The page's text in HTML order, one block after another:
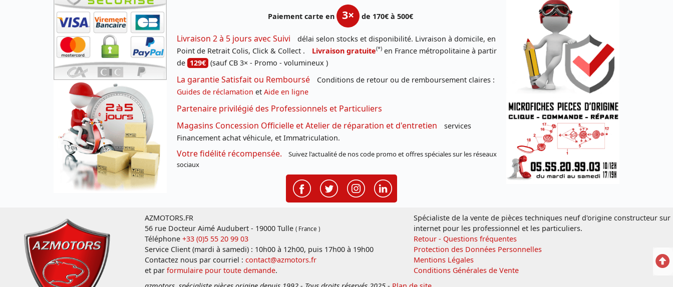
Paiement carte en 3× de 170€ à 500€
Livraison 2 à 5 jours avec Suivi
délai selon stocks et disponibilité. Livraison à domicile, en
Point de Retrait Colis, Click & Collect .
Livraison gratuite(*) en France métropolitaine à partir
de 129€ (sauf CB 3× - Promo - volumineux )
La garantie Satisfait ou Remboursé
Conditions de retour ou de remboursement claires :
Guides de réclamation et Aide en ligne
Partenaire privilégié des Professionnels et Particuliers
Magasins Concession Officielle et Atelier de réparation et d'entretien
services
Financement achat véhicule, et Immatriculation.
Votre fidélité récompensée.
Suivez l'actualité de nos code promo et offres spéciales sur les réseaux
sociaux
AZMOTORS.FR
56 rue Docteur Aimé Audubert - 19000 Tulle ( France )
Téléphone +33 (0)5 55 20 99 03
Service Client (mardi à samedi) : 10h00 à 12h00, puis 17h00 à 19h00
Contactez nous par courriel : contact@azmotors.fr
et par formulaire pour toute demande.
Spécialiste de la vente de pièces techniques neuf d'origine constructeur sur
internet pour les professionnel et les particuliers.
Retour - Questions fréquentes
Protection des Données Personnelles
Mentions Légales
Conditions Générales de Vente